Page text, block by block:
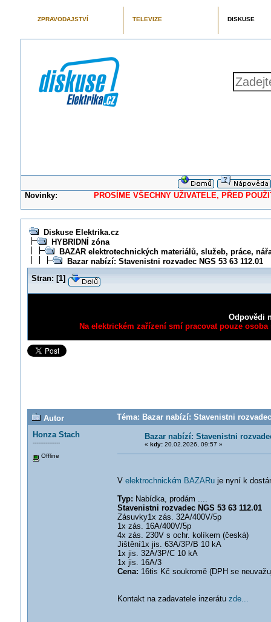
ZPRAVODAJSTVÍ TELEVIZE DISKUSE
Novinky: PROSÍME VŠECHNY UŽIVATELE, PŘED
Diskuse Elektrika.cz
HYBRIDNÍ zóna
BAZAR elektrotechnických materiálů, služeb, práce,
Bazar nabízí: Stavenistni rozvadec NGS 53 63 112.01
Stran: [1]
Odpovědi
Na elektrickém zařízení smí pracovat pouze
Autor
Téma: Bazar nabízí: Stavenistni
Honza Stach
---------------
Offline
Bazar nabízí: Stavenistni
« kdy:20.02.2026, 09:57 »
V elektrochnickém BAZARu je nyní k
Typ: Nabídka, prodám ....
Stavenistni rozvadec NGS 53 63 112.01
Zásuvky1x zás. 32A/400V/5p
1x zás. 16A/400V/5p
4x zás. 230V s ochr. kolíkem (česká)
Jištění1x jis. 63A/3P/B 10 kA
1x jis. 32A/3P/C 10 kA
1x jis. 16A/3
Cena: 16tis Kč soukromě (DPH se
Kontakt na zadavatele inzerátu zde...